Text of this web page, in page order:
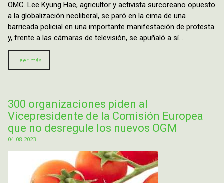
OMC. Lee Kyung Hae, agricultor y activista surcoreano opuesto
a la globalización neoliberal, se paró en la cima de una
barricada policial en una importante manifestación de protesta
y, frente a las cámaras de televisión, se apuñaló a sí…
Leer más
300 organizaciones piden al
Vicepresidente de la Comisión Europea
que no desregule los nuevos OGM
04-08-2023